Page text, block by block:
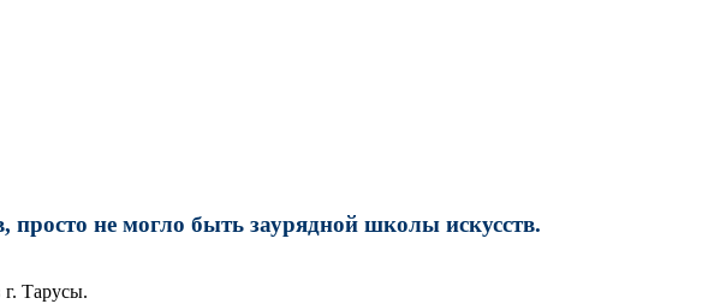
не могло быть заурядной школы искусств.
г. Тарусы.